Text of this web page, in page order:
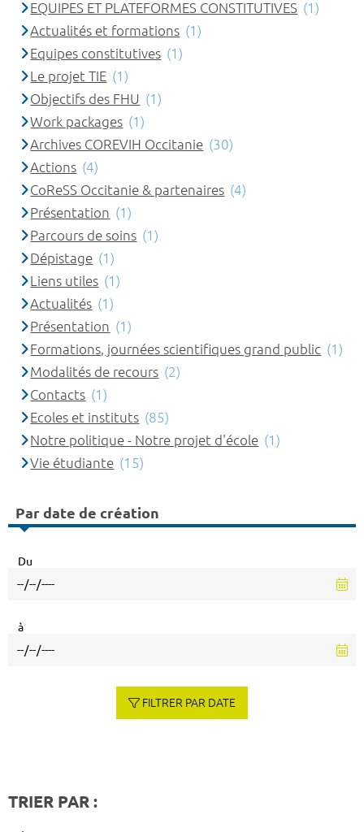
EQUIPES ET PLATEFORMES CONSTITUTIVES (1)
Actualités et formations (1)
Equipes constitutives (1)
Le projet TIE (1)
Objectifs des FHU (1)
Work packages (1)
Archives COREVIH Occitanie (30)
Actions (4)
CoReSS Occitanie & partenaires (4)
Présentation (1)
Parcours de soins (1)
Dépistage (1)
Liens utiles (1)
Actualités (1)
Présentation (1)
Formations, journées scientifiques grand public (1)
Modalités de recours (2)
Contacts (1)
Ecoles et instituts (85)
Notre politique - Notre projet d'école (1)
Vie étudiante (15)
Par date de création
Du
à
FILTRER PAR DATE
TRIER PAR :